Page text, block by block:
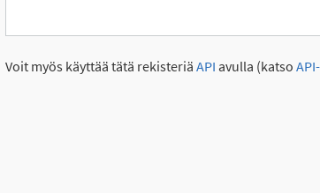
Voit myös käyttää tätä rekisteriä API avulla (katso